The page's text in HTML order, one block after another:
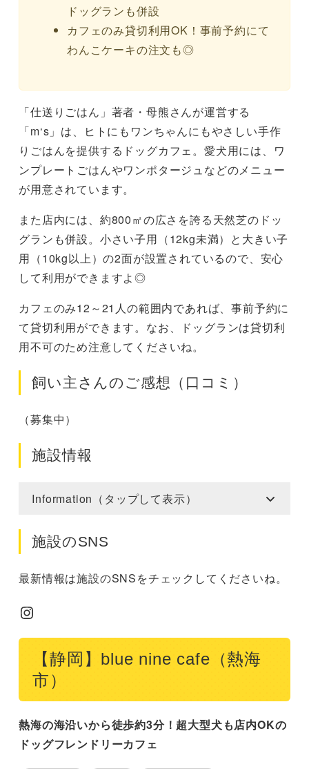
ドッグランも併設
カフェのみ貸切利用OK！事前予約にて
わんこケーキの注文も◎
「仕送りごはん」著者・母熊さんが運営する
「m‘s」は、ヒトにもワンちゃんにもやさしい手作
りごはんを提供するドッグカフェ。愛犬用には、ワ
ンプレートごはんやワンポタージュなどのメニュー
が用意されています。
また店内には、約800㎡の広さを誇る天然芝のドッ
グランも併設。小さい子用（12kg未満）と大きい子
用（10kg以上）の2面が設置されているので、安心
して利用ができますよ◎
カフェのみ12～21人の範囲内であれば、事前予約に
て貸切利用ができます。なお、ドッグランは貸切利
用不可のため注意してくださいね。
飼い主さんのご感想（口コミ）
（募集中）
施設情報
Information（タップして表示）
施設のSNS
最新情報は施設のSNSをチェックしてくださいね。
Instagram
【静岡】blue nine cafe（熱海
市）
熱海の海沿いから徒歩約3分！超大型犬も店内OKの
ドッグフレンドリーカフェ